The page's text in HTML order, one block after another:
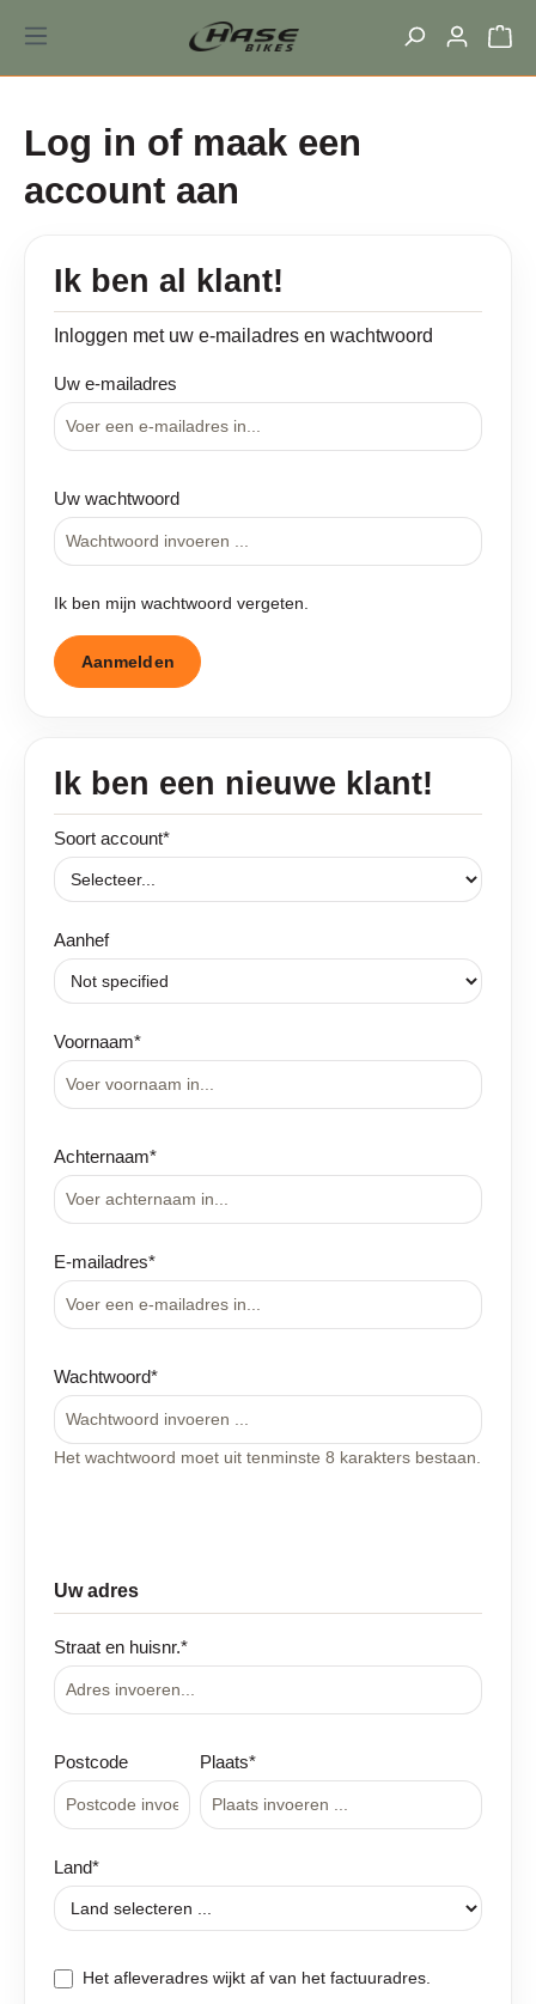
Log in of maak een
account aan
Ik ben al klant!
Inloggen met uw e-mailadres en wachtwoord
Uw e-mailadres
Uw wachtwoord
Ik ben mijn wachtwoord vergeten.
Aanmelden
Ik ben een nieuwe klant!
Persoonlijke informatie
Soort account*
Aanhef
Voornaam*
Achternaam*
E-mailadres*
Wachtwoord*
Het wachtwoord moet uit tenminste 8 karakters bestaan.
Uw adres
Straat en huisnr.*
Postcode Plaats*
Land*
Het afleveradres wijkt af van het factuuradres.